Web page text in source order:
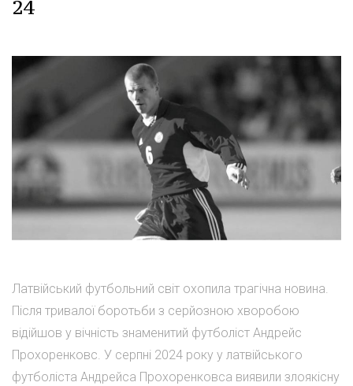
24
Латвійський футбольний світ охопила трагічна новина.
Після тривалої боротьби з серйозною хворобою
відійшов у вічність знаменитий футболіст Андрейс
Прохоренковс. У серпні 2024 року у латвійського
футболіста Андрейса Прохоренковса виявили злоякісну